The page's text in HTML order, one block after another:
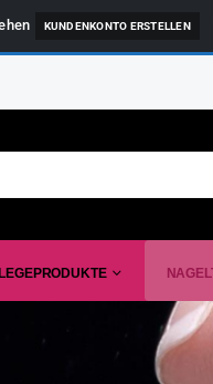
KUNDENKONTO ERSTELLEN